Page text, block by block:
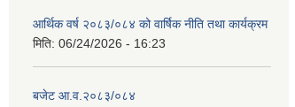
आर्थिक वर्ष २०८३/०८४ को वार्षिक नीति तथा कार्यक्रम
मिति: 06/24/2026 - 16:23
बजेट आ.व.२०८३/०८४